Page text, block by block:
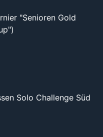
"Senioren Gold
Solo Challenge Süd